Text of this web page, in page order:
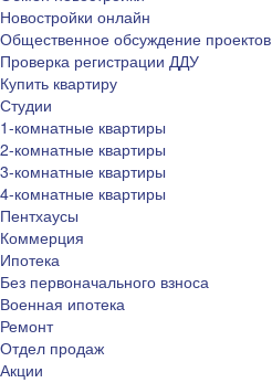
Новостройки онлайн
Общественное обсуждение проектов
Проверка регистрации ДДУ
Купить квартиру
Студии
1-комнатные квартиры
2-комнатные квартиры
3-комнатные квартиры
4-комнатные квартиры
Пентхаусы
Коммерция
Ипотека
Без первоначального взноса
Военная ипотека
Ремонт
Отдел продаж
Акции